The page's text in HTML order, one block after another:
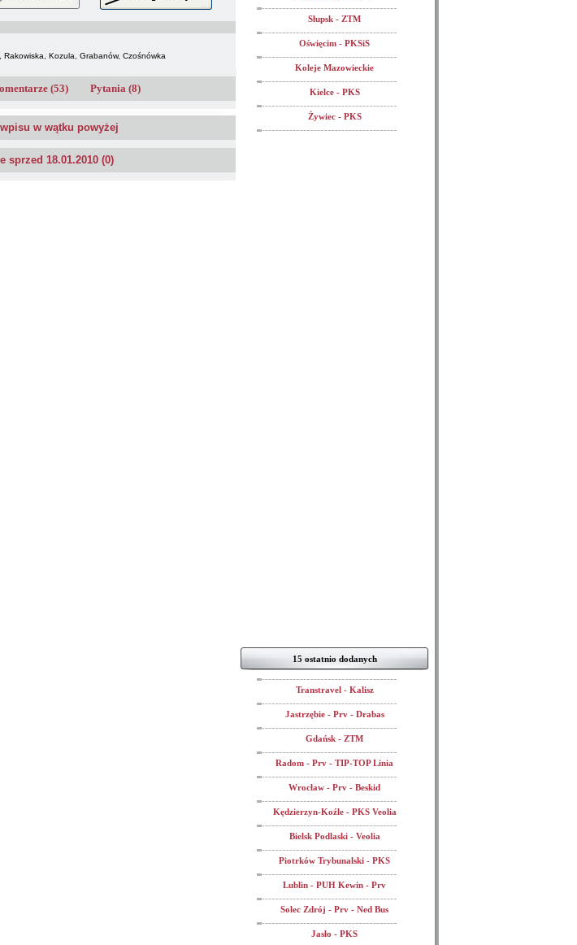
Rakowiska, Kozula, Grabanów, Czośnówka
(53) Pytania (8)
w wątku powyżej
sprzed 18.01.2010 (0)
Słupsk - ZTM
Oświęcim - PKSiS
Koleje Mazowieckie
Kielce - PKS
Żywiec - PKS
15 ostatnio dodanych
Transtravel - Kalisz
Jastrzębie - Prv - Drabas
Gdańsk - ZTM
Radom - Prv - TIP-TOP Linia
Wrocław - Prv - Beskid
Kędzierzyn-Koźle - PKS Veolia
Bielsk Podlaski - Veolia
Piotrków Trybunalski - PKS
Lublin - PUH Kewin - Prv
Solec Zdrój - Prv - Ned Bus
Jasło - PKS